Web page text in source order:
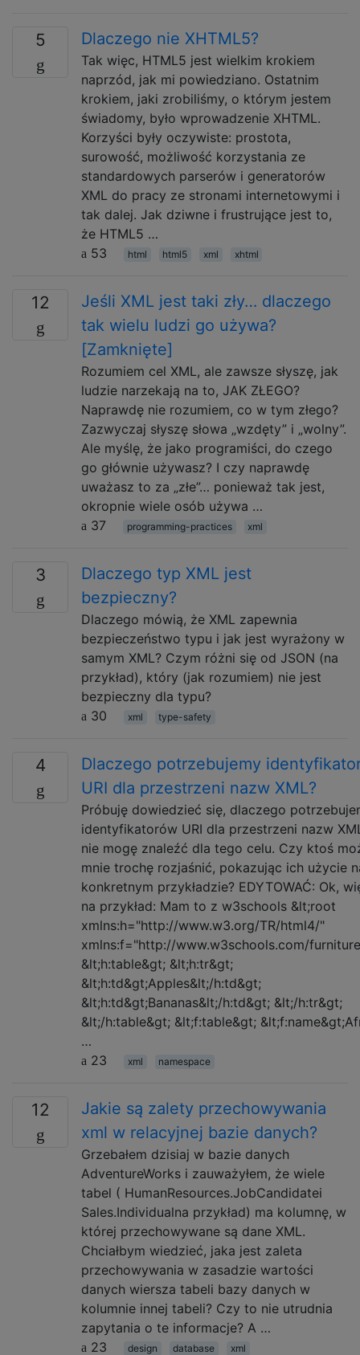
5 Dlaczego nie XHTML5?
Tak więc, HTML5 jest wielkim krokiem
naprzód, jak mi powiedziano. Ostatnim
krokiem, jaki zrobiliśmy, o którym jestem
świadomy, było wprowadzenie XHTML.
Korzyści były oczywiste: prostota,
surowość, możliwość korzystania ze
standardowych parserów i generatorów
XML do pracy ze stronami internetowymi i
tak dalej. Jak dziwne i frustrujące jest to,
że HTML5 …
53
html html5 xml xhtml
12
Jeśli XML jest taki zły… dlaczego
tak wielu ludzi go używa?
[Zamknięte]
Rozumiem cel XML, ale zawsze słyszę, jak
ludzie narzekają na to, JAK ZŁEGO?
Naprawdę nie rozumiem, co w tym złego?
Zazwyczaj słyszę słowa „wzdęty” i „wolny”.
Ale myślę, że jako programiści, do czego
go głównie używasz? I czy naprawdę
uważasz to za „złe”… ponieważ tak jest,
okropnie wiele osób używa …
37
programming-practices xml
3
Dlaczego typ XML jest
bezpieczny?
Dlaczego mówią, że XML zapewnia
bezpieczeństwo typu i jak jest wyrażony w
samym XML? Czym różni się od JSON (na
przykład), który (jak rozumiem) nie jest
bezpieczny dla typu?
30
xml type-safety
4
Dlaczego potrzebujemy
URI dla przestrzeni nazw XML?
Próbuję dowiedzieć się, dlaczego
identyfikatorów URI dla przestrzeni nazw
nie mogę znaleźć dla tego celu. Czy ktoś
mnie trochę rozjaśnić, pokazując ich użycie
konkretnym przykładzie? EDYTOWAĆ: Ok,
na przykład: Mam to z w3schools &lt;root
xmlns:h="http://www.w3.org/TR/html4/"
xmlns:f="http://www.w3schools.com/
&lt;h:table&gt; &lt;h:tr&gt;
&lt;h:td&gt;Apples&lt;/h:td&gt;
&lt;h:td&gt;Bananas&lt;/h:td&gt; &lt;/h:tr&gt;
&lt;/h:table&gt; &lt;f:table&gt;
…
23
xml namespace
12
Jakie są zalety przechowywania
xml w relacyjnej bazie danych?
Grzebałem dzisiaj w bazie danych
AdventureWorks i zauważyłem, że wiele
tabel ( HumanResources.JobCandidatei
Sales.Individualna przykład) ma kolumnę, w
której przechowywane są dane XML.
Chciałbym wiedzieć, jaka jest zaleta
przechowywania w zasadzie wartości
danych wiersza tabeli bazy danych w
kolumnie innej tabeli? Czy to nie utrudnia
zapytania o te informacje? A …
23
design database xml